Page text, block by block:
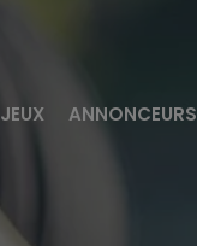
JEUX ANNONCEURS